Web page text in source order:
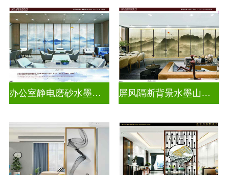
办公室静电磨砂水墨山水画玻璃 屏风隔断背景水墨山水画玻璃